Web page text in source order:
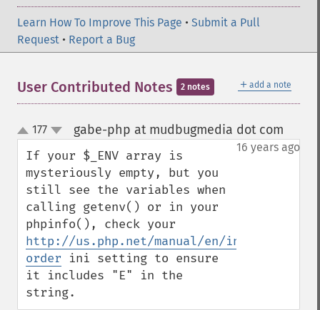
Learn How To Improve This Page • Submit a Pull
Request • Report a Bug
＋ add a note
User Contributed Notes 2 notes
up
down
177 gabe-php at mudbugmedia dot com
16 years ago
If your $_ENV array is
mysteriously empty, but you
still see the variables when
calling getenv() or in your
http://us.php.net/manual/en/
order ini setting to ensure
it includes "E" in the
string.